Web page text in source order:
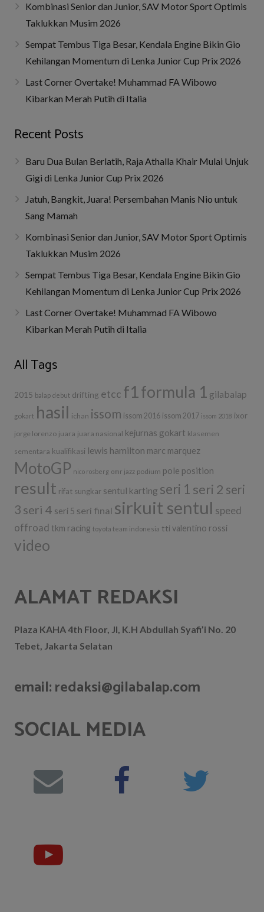
Kombinasi Senior dan Junior, SAV Motor Sport Optimis
Taklukkan Musim 2026
Sempat Tembus Tiga Besar, Kendala Engine Bikin Gio
Kehilangan Momentum di Lenka Junior Cup Prix 2026
Last Corner Overtake! Muhammad FA Wibowo
Kibarkan Merah Putih di Italia
Recent Posts
Baru Dua Bulan Berlatih, Raja Athalla Khair Mulai Unjuk
Gigi di Lenka Junior Cup Prix 2026
Jatuh, Bangkit, Juara! Persembahan Manis Nio untuk
Sang Mamah
Kombinasi Senior dan Junior, SAV Motor Sport Optimis
Taklukkan Musim 2026
Sempat Tembus Tiga Besar, Kendala Engine Bikin Gio
Kehilangan Momentum di Lenka Junior Cup Prix 2026
Last Corner Overtake! Muhammad FA Wibowo
Kibarkan Merah Putih di Italia
All Tags
2015 balap debut drifting etcc f1formula 1 gilabalap
gokart hasil ichan issom issom 2016 issom 2017 issom 2018 ixor
jorge lorenzo juara juara nasional kejurnas gokart klasemen
sementara kualifikasi lewis hamilton marc marquez
MotoGP nico rosberg omr jazz podium pole position
result rifat sungkar sentul karting seri 1 seri 2 seri
3 seri 4 seri 5 seri final sirkuit sentul speed
offroad tkm racing toyota team indonesia tti valentino rossi
video
ALAMAT REDAKSI
Plaza KAHA 4th Floor, Jl, K.H Abdullah Syafi’i No. 20
Tebet, Jakarta Selatan
email: redaksi@gilabalap.com
SOCIAL MEDIA